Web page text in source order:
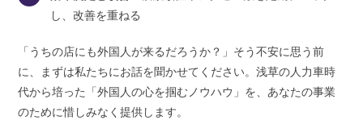
し、改善を重ねる
「うちの店にも外国人が来るだろうか？」そう不安に思う前
に、まずは私たちにお話を聞かせてください。浅草の人力車時
代から培った「外国人の心を掴むノウハウ」を、あなたの事業
のために惜しみなく提供します。